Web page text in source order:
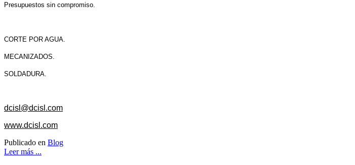
Presupuestos sin compromiso.
CORTE POR AGUA.
MECANIZADOS.
SOLDADURA.
dcisl@dcisl.com
www.dcisl.com
Publicado en Blog
Leer más ...